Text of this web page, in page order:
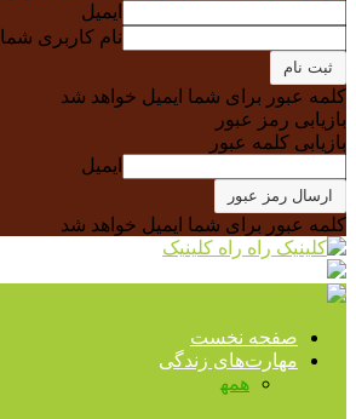
ایمیل
نام کاربری شما
کلمه عبور برای شما ایمیل خواهد شد
بازیابی رمز عبور
بازیابی کلمه عبور
ایمیل
کلمه عبور برای شما ایمیل خواهد شد
راه کلینیک
صفحه نخست
مهارت‌های زندگی
همه